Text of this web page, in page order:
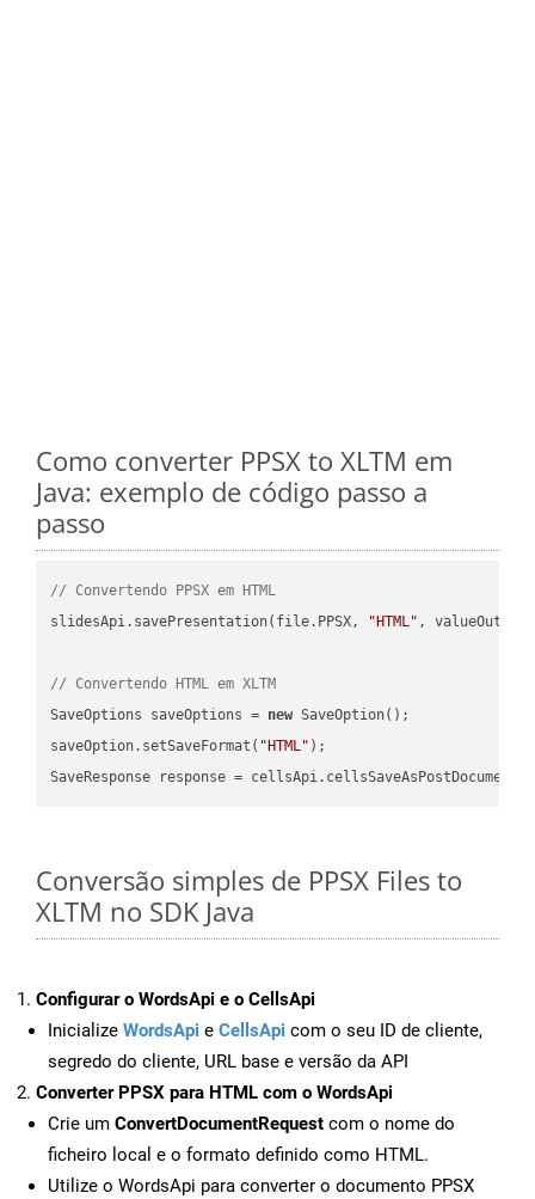
Como converter PPSX to XLTM em
Java: exemplo de código passo a
passo
// Convertendo PPSX em HTML
slidesApi.savePresentation(file.PPSX,
"HTML" ,
// Convertendo HTML em XLTM
SaveOptions saveOptions = new SaveOption();
saveOption.setSaveFormat( "HTML" );
SaveResponse response =
Conversão simples de PPSX Files to
XLTM no SDK Java
Configurar o WordsApi e o CellsApi
Inicialize WordsApi e CellsApi com o seu ID de cliente,
segredo do cliente, URL base e versão da API
Converter PPSX para HTML com o WordsApi
Crie um ConvertDocumentRequest com o nome do
ficheiro local e o formato definido como HTML.
Utilize o WordsApi para converter o documento PPSX